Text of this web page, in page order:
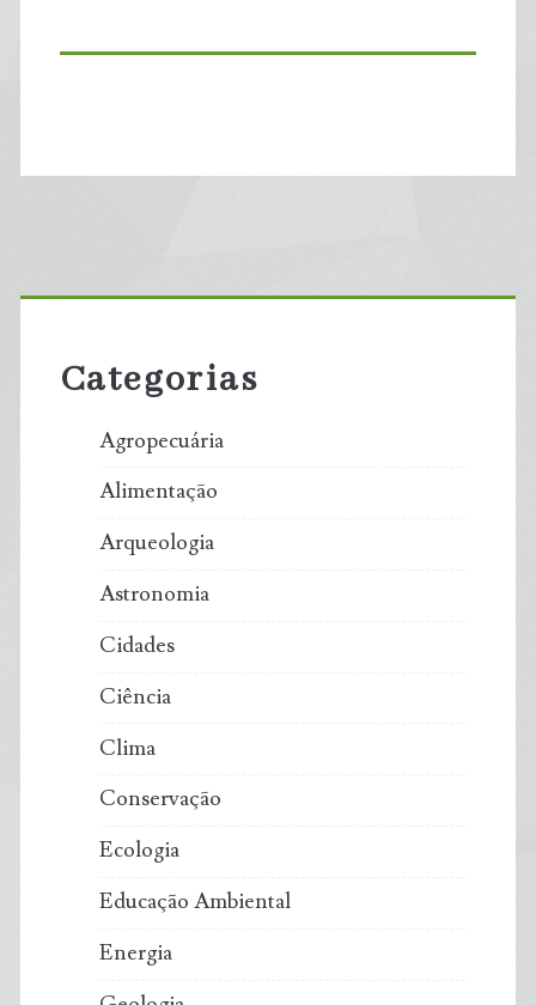
Primary
Sidebar
Categorias
Agropecuária
Alimentação
Arqueologia
Astronomia
Cidades
Ciência
Clima
Conservação
Ecologia
Educação Ambiental
Energia